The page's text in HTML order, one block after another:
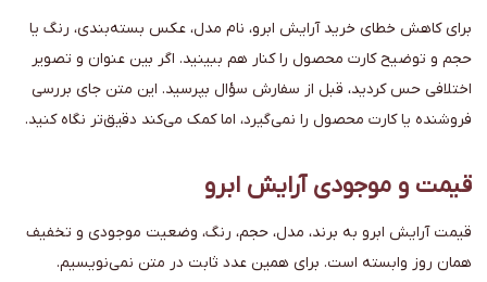
برای کاهش خطای خرید آرایش ابرو، نام مدل، عکس بسته‌بندی، رنگ یا
حجم و توضیح کارت محصول را کنار هم ببینید. اگر بین عنوان و تصویر
اختلافی حس کردید، قبل از سفارش سؤال بپرسید. این متن جای بررسی
فروشنده یا کارت محصول را نمی‌گیرد، اما کمک می‌کند دقیق‌تر نگاه کنید.
قیمت و موجودی آرایش ابرو
قیمت آرایش ابرو به برند، مدل، حجم، رنگ، وضعیت موجودی و تخفیف
همان روز وابسته است. برای همین عدد ثابت در متن نمی‌نویسیم.